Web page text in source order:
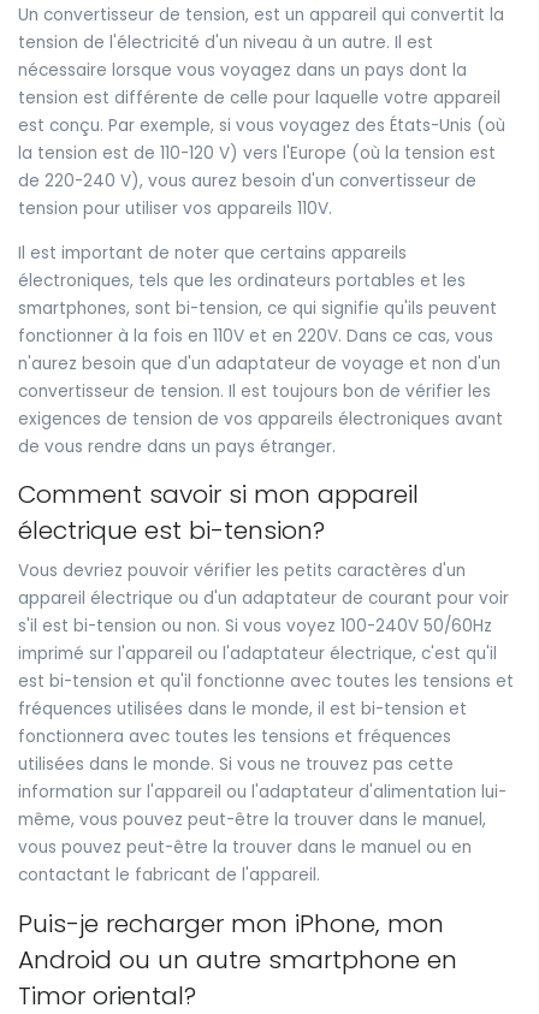
Un convertisseur de tension, est un appareil qui convertit la
tension de l'électricité d'un niveau à un autre. Il est
nécessaire lorsque vous voyagez dans un pays dont la
tension est différente de celle pour laquelle votre appareil
est conçu. Par exemple, si vous voyagez des États-Unis (où
la tension est de 110-120 V) vers l'Europe (où la tension est
de 220-240 V), vous aurez besoin d'un convertisseur de
tension pour utiliser vos appareils 110V.
Il est important de noter que certains appareils
électroniques, tels que les ordinateurs portables et les
smartphones, sont bi-tension, ce qui signifie qu'ils peuvent
fonctionner à la fois en 110V et en 220V. Dans ce cas, vous
n'aurez besoin que d'un adaptateur de voyage et non d'un
convertisseur de tension. Il est toujours bon de vérifier les
exigences de tension de vos appareils électroniques avant
de vous rendre dans un pays étranger.
Comment savoir si mon appareil
électrique est bi-tension?
Vous devriez pouvoir vérifier les petits caractères d'un
appareil électrique ou d'un adaptateur de courant pour voir
s'il est bi-tension ou non. Si vous voyez 100-240V 50/60Hz
imprimé sur l'appareil ou l'adaptateur électrique, c'est qu'il
est bi-tension et qu'il fonctionne avec toutes les tensions et
fréquences utilisées dans le monde, il est bi-tension et
fonctionnera avec toutes les tensions et fréquences
utilisées dans le monde. Si vous ne trouvez pas cette
information sur l'appareil ou l'adaptateur d'alimentation lui-
même, vous pouvez peut-être la trouver dans le manuel,
vous pouvez peut-être la trouver dans le manuel ou en
contactant le fabricant de l'appareil.
Puis-je recharger mon iPhone, mon
Android ou un autre smartphone en
Timor oriental?